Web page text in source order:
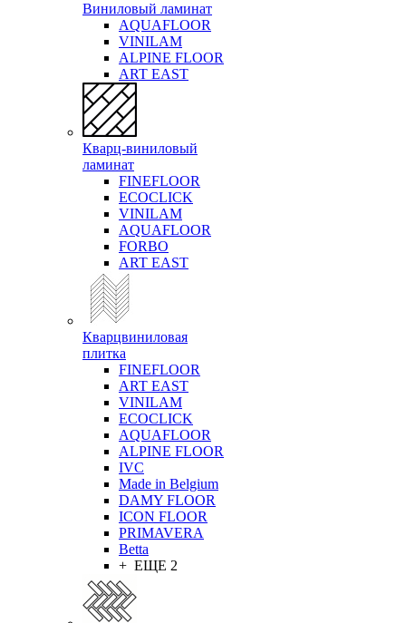
Виниловый ламинат
AQUAFLOOR
VINILAM
ALPINE FLOOR
ART EAST
Кварц-виниловый
ламинат
FINEFLOOR
ECOCLICK
VINILAM
AQUAFLOOR
FORBO
ART EAST
Кварцвиниловая
плитка
FINEFLOOR
ART EAST
VINILAM
ECOCLICK
AQUAFLOOR
ALPINE FLOOR
IVC
Made in Belgium
DAMY FLOOR
ICON FLOOR
PRIMAVERA
Betta
+ ЕЩЕ 2